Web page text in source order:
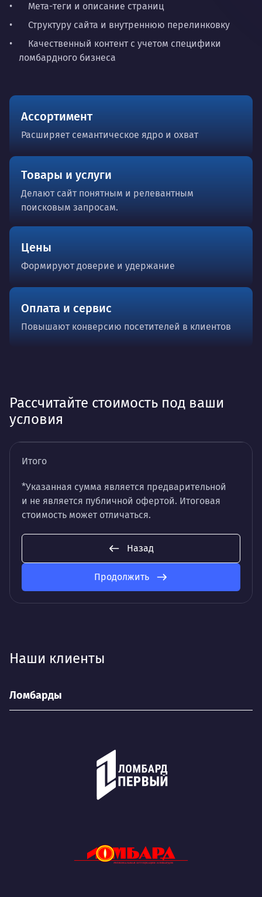
Мета-теги и описание страниц
Структуру сайта и внутреннюю перелинковку
Качественный контент с учетом специфики
ломбардного бизнеса
Ассортимент
Расширяет семантическое ядро и охват
Товары и услуги
Делают сайт понятным и релевантным
поисковым запросам.
Цены
Формируют доверие и удержание
Оплата и сервис
Повышают конверсию посетителей в клиентов
Рассчитайте стоимость под ваши
условия
Итого
*Указанная сумма является предварительной
и не является публичной офертой. Итоговая
стоимость может отличаться.
Назад
Продолжить
Наши клиенты
Ломбарды